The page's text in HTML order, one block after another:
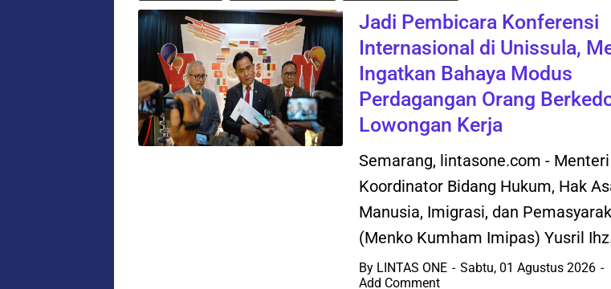
Jadi Pembicara Konferensi
Internasional di Unissula,
Ingatkan Bahaya Modus
Perdagangan Orang
Lowongan Kerja
Semarang, lintasone.com - Menteri
Koordinator Bidang Hukum, Hak
Manusia, Imigrasi, dan
(Menko Kumham Imipas) Yusril
By LINTAS ONE
Sabtu, 01 Agustus 2026
Add Comment